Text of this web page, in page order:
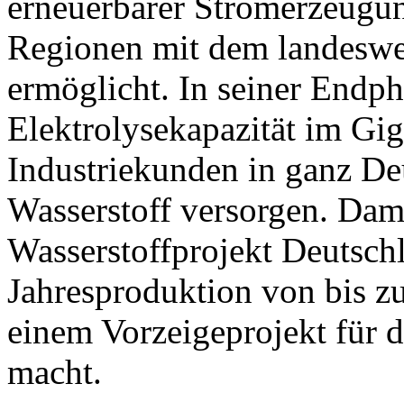
Regionen mit dem
ermöglicht. In seiner
Elektrolysekapazität im
Industriekunden in ganz
Wasserstoff versorgen.
Wasserstoffprojekt
Jahresproduktion von bis
einem Vorzeigeprojekt für
macht.